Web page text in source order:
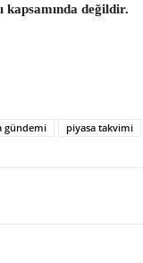
kapsamında değildir.
gündemi piyasa takvimi